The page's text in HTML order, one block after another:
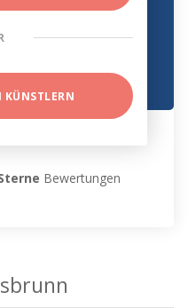
KÜNSTLERN
Bewertungen